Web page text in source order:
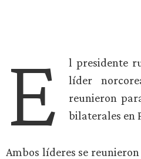
E
l presidente
líder
reunieron
bilaterales en
Ambos líderes se